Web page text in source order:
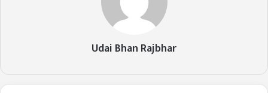
Udai Bhan Rajbhar